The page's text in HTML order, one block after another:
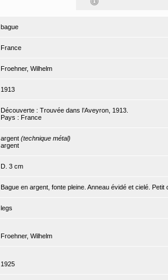
bague
France
Froehner, Wilhelm
1913
Découverte : Trouvée dans l’Aveyron, 1913.
Pays : France
argent (technique métal)
argent
D. 3 cm
Bague en argent, fonte pleine. Anneau évidé et cielé.
legs
Froehner, Wilhelm
1925